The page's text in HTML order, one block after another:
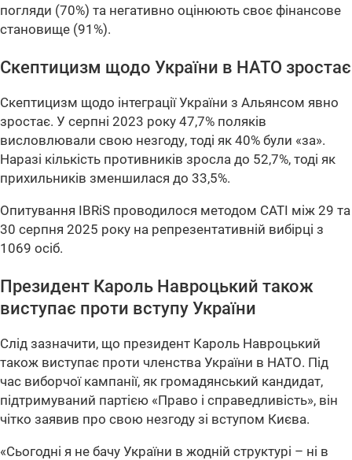
погляди (70%) та негативно оцінюють своє фінансове
становище (91%).
Скептицизм щодо України в НАТО зростає
Скептицизм щодо інтеграції України з Альянсом явно
зростає. У серпні 2023 року 47,7% поляків
висловлювали свою незгоду, тоді як 40% були «за».
Наразі кількість противників зросла до 52,7%, тоді як
прихильників зменшилася до 33,5%.
Опитування IBRiS проводилося методом CATI між 29 та
30 серпня 2025 року на репрезентативній вибірці з
1069 осіб.
Президент Кароль Навроцький також
виступає проти вступу України
Слід зазначити, що президент Кароль Навроцький
також виступає проти членства України в НАТО. Під
час виборчої кампанії, як громадянський кандидат,
підтримуваний партією «Право і справедливість», він
чітко заявив про свою незгоду зі вступом Києва.
«Сьогодні я не бачу України в жодній структурі – ні в